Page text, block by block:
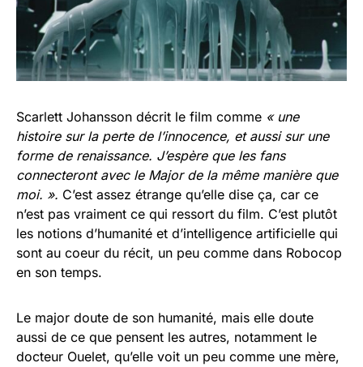
Scarlett Johansson décrit le film comme « une
histoire sur la perte de l’innocence, et aussi sur une
forme de renaissance. J’espère que les fans
connecteront avec le Major de la même manière que
moi. ». C’est assez étrange qu’elle dise ça, car ce
n’est pas vraiment ce qui ressort du film. C’est plutôt
les notions d’humanité et d’intelligence artificielle qui
sont au coeur du récit, un peu comme dans Robocop
en son temps.
Le major doute de son humanité, mais elle doute
aussi de ce que pensent les autres, notamment le
docteur Ouelet, qu’elle voit un peu comme une mère,